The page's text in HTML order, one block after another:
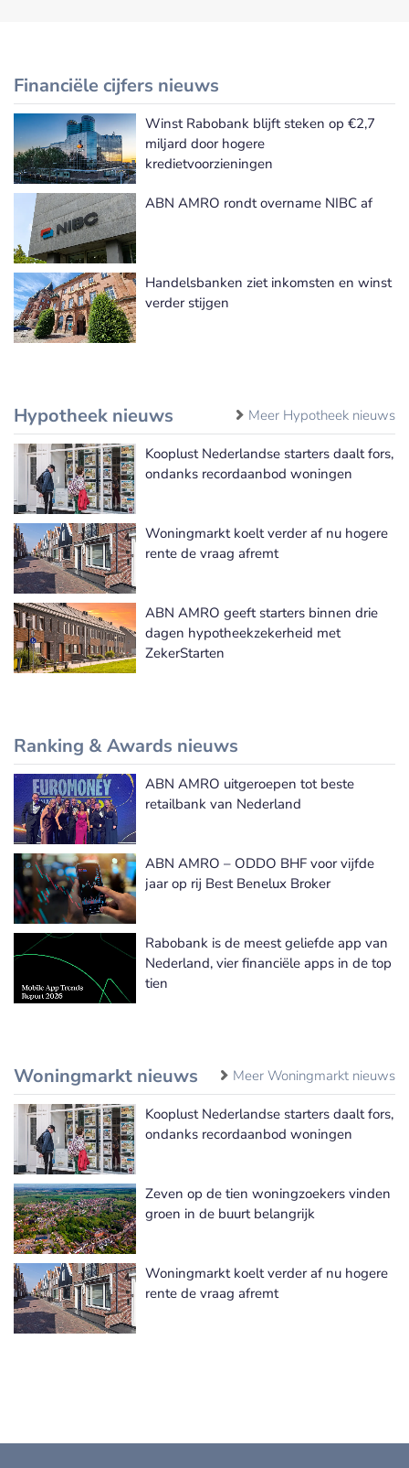
Financiële cijfers nieuws
Meer Financiële cijfers nieuws
Winst Rabobank blijft steken op €2,7
miljard door hogere
kredietvoorzieningen
ABN AMRO rondt overname NIBC af
Handelsbanken ziet inkomsten en winst
verder stijgen
Hypotheek nieuws Meer Hypotheek nieuws
Kooplust Nederlandse starters daalt fors,
ondanks recordaanbod woningen
Woningmarkt koelt verder af nu hogere
rente de vraag afremt
ABN AMRO geeft starters binnen drie
dagen hypotheekzekerheid met
ZekerStarten
Ranking & Awards nieuws
Meer Ranking & Awards nieuws
ABN AMRO uitgeroepen tot beste
retailbank van Nederland
ABN AMRO – ODDO BHF voor vijfde
jaar op rij Best Benelux Broker
Rabobank is de meest geliefde app van
Nederland, vier financiële apps in de top
tien
Woningmarkt nieuws Meer Woningmarkt nieuws
Kooplust Nederlandse starters daalt fors,
ondanks recordaanbod woningen
Zeven op de tien woningzoekers vinden
groen in de buurt belangrijk
Woningmarkt koelt verder af nu hogere
rente de vraag afremt